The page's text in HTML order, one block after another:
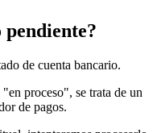
pendiente?
de cuenta bancario.
proceso", se trata de un
de pagos.